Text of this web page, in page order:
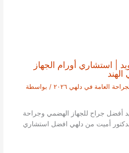
| استشاري أورام الجهاز
العامة في دلهي ٢٠٢٦
/ بواسطة
أفضل جراح للجهاز الهضمي وجراحة
أميت من دلهي افضل استشاري